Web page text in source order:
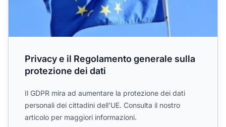
Privacy e il Regolamento generale sulla
protezione dei dati
Il GDPR mira ad aumentare la protezione dei dati
personali dei cittadini dell'UE. Consulta il nostro
articolo per maggiori informazioni.